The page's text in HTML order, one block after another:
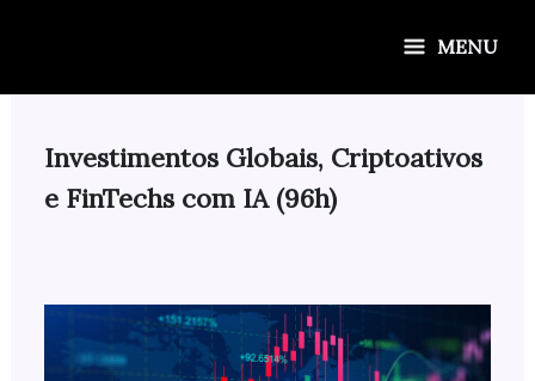
MENU
Investimentos Globais, Criptoativos
e FinTechs com IA (96h)